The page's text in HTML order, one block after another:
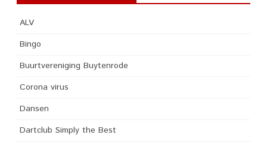
ALV
Bingo
Buurtvereniging Buytenrode
Corona virus
Dansen
Dartclub Simply the Best